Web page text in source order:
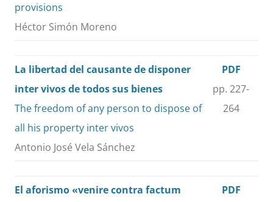
provisions
Héctor Simón Moreno
La libertad del causante de disponer
inter vivos de todos sus bienes
The freedom of any person to dispose of
all his property inter vivos
Antonio José Vela Sánchez
PDF
pp. 227-
264
El aforismo «venire contra factum
PDF